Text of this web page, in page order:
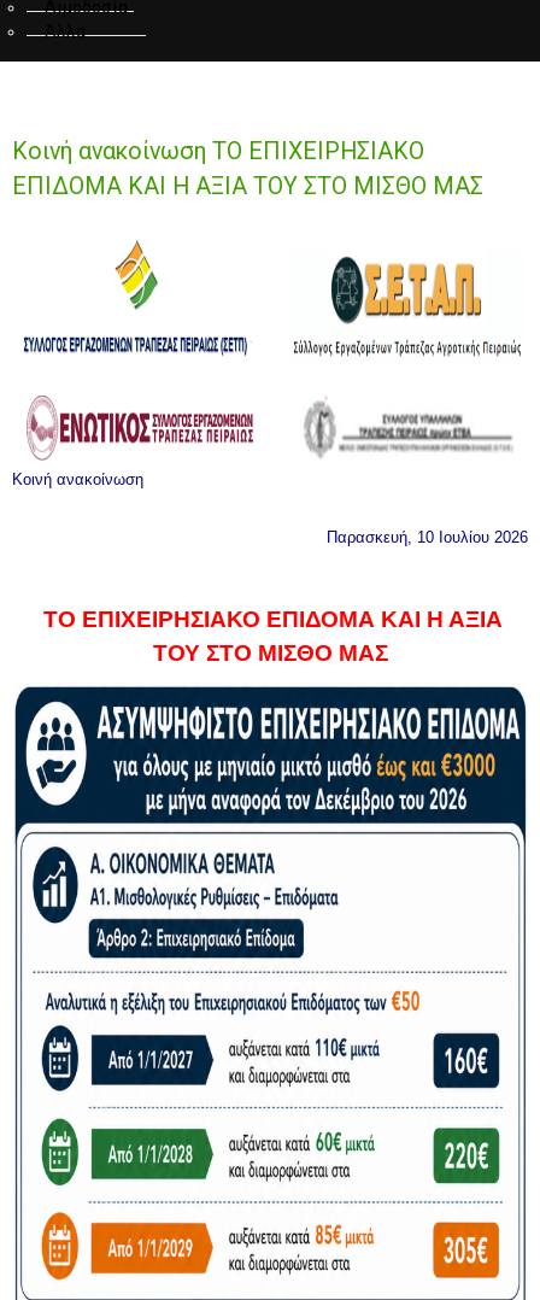
Αιμοδοσία
Άλλα
Κοινή ανακοίνωση ΤΟ ΕΠΙΧΕΙΡΗΣΙΑΚΟ
ΕΠΙΔΟΜΑ ΚΑΙ Η ΑΞΙΑ ΤΟΥ ΣΤΟ ΜΙΣΘΟ ΜΑΣ
Κοινή ανακοίνωση
Παρασκευή, 10 Ιουλίου 2026
ΤΟ ΕΠΙΧΕΙΡΗΣΙΑΚΟ ΕΠΙΔΟΜΑ ΚΑΙ Η ΑΞΙΑ
ΤΟΥ ΣΤΟ ΜΙΣΘΟ ΜΑΣ